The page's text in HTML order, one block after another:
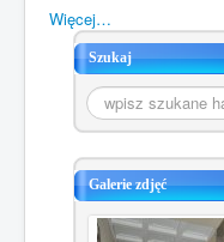
Więcej…
Szukaj
Szukaj...
Galerie zdjęć